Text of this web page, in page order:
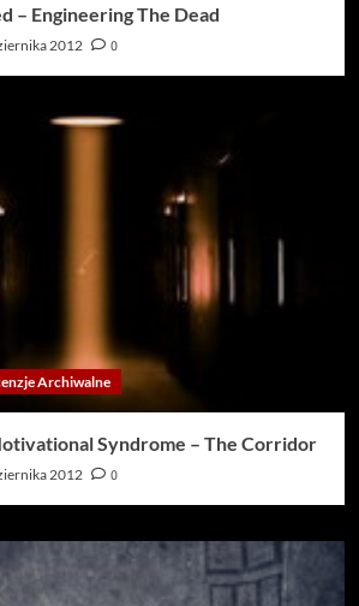
– Engineering The Dead
2012 0
Archiwalne
Syndrome – The Corridor
2012 0